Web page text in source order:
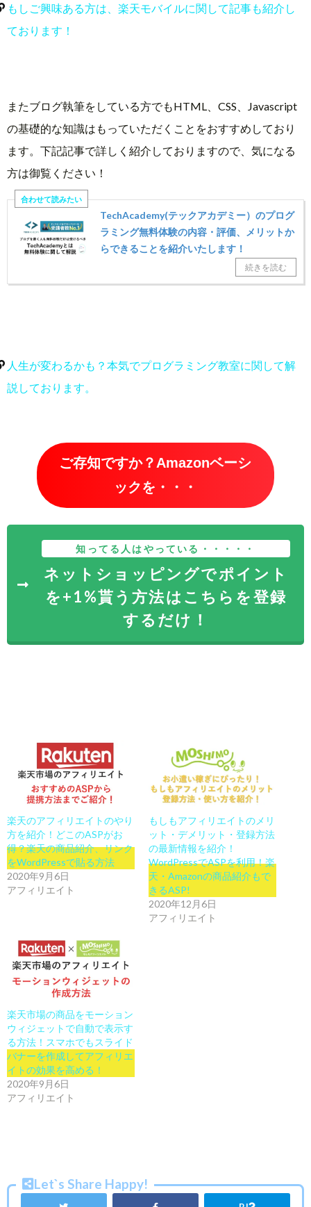
もしご興味ある方は、楽天モバイルに関して記事も紹介し
ております！
またブログ執筆をしている方でもHTML、CSS、Javascript
の基礎的な知識はもっていただくことをおすすめしており
ます。下記記事で詳しく紹介しておりますので、気になる
方は御覧ください！
TechAcademy(テックアカデミー）のプログ
ラミング無料体験の内容・評価、メリットか
らできることを紹介いたします！
人生が変わるかも？本気でプログラミング教室に関して解
説しております。
ご存知ですか？Amazonベーシ
ックを・・・
知ってる人はやっている・・・・・
ネットショッピングでポイント
を+1%貰う方法はこちらを登録
するだけ！
楽天のアフィリエイトのやり
方を紹介！どこのASPがお
得？楽天の商品紹介、リンク
をWordPressで貼る方法
2020年9月6日
アフィリエイト
もしもアフィリエイトのメリ
ット・デメリット・登録方法
の最新情報を紹介！
WordPressでASPを利用！楽
天・Amazonの商品紹介もで
きるASP!
2020年12月6日
アフィリエイト
楽天市場の商品をモーション
ウィジェットで自動で表示す
る方法！スマホでもスライド
バナーを作成してアフィリエ
イトの効果を高める！
2020年9月6日
アフィリエイト
Let`s Share Happy!